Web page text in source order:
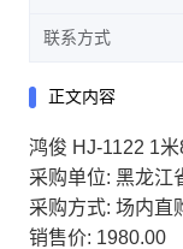
联系方式
正文内容
鸿俊 HJ-1122 1
采购单位: 黑龙江
采购方式: 场内直
销售价: 1980.00